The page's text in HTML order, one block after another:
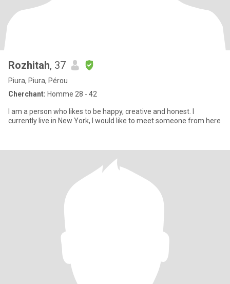
Rozhitah, 37
Piura, Piura, Pérou
Cherchant: Homme 28 - 42
I am a person who likes to be happy, creative and honest. I
currently live in New York, I would like to meet someone from here